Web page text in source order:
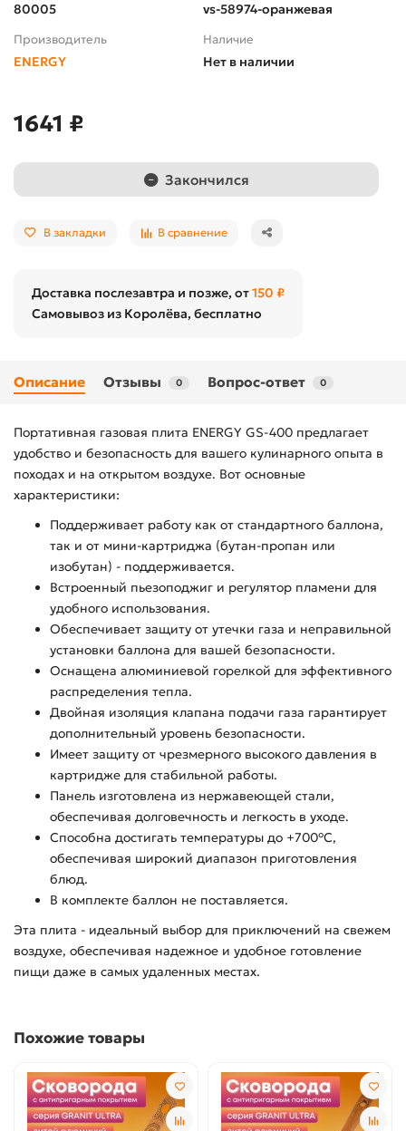
80005 vs-58974-оранжевая
Производитель
ENERGY
Наличие
Нет в наличии
1641 ₽
Закончился
В закладки В сравнение
Доставка послезавтра и позже, от150 ₽
Самовывоз из Королёва, бесплатно
Описание Отзывы 0 Вопрос-ответ 0
Портативная газовая плита ENERGY GS-400 предлагает
удобство и безопасность для вашего кулинарного опыта в
походах и на открытом воздухе. Вот основные
характеристики:
Поддерживает работу как от стандартного баллона,
так и от мини-картриджа (бутан-пропан или
изобутан) - поддерживается.
Встроенный пьезоподжиг и регулятор пламени для
удобного использования.
Обеспечивает защиту от утечки газа и неправильной
установки баллона для вашей безопасности.
Оснащена алюминиевой горелкой для эффективного
распределения тепла.
Двойная изоляция клапана подачи газа гарантирует
дополнительный уровень безопасности.
Имеет защиту от чрезмерного высокого давления в
картридже для стабильной работы.
Панель изготовлена из нержавеющей стали,
обеспечивая долговечность и легкость в уходе.
Способна достигать температуры до +700°C,
обеспечивая широкий диапазон приготовления
блюд.
В комплекте баллон не поставляется.
Эта плита - идеальный выбор для приключений на свежем
воздухе, обеспечивая надежное и удобное готовление
пищи даже в самых удаленных местах.
Похожие товары